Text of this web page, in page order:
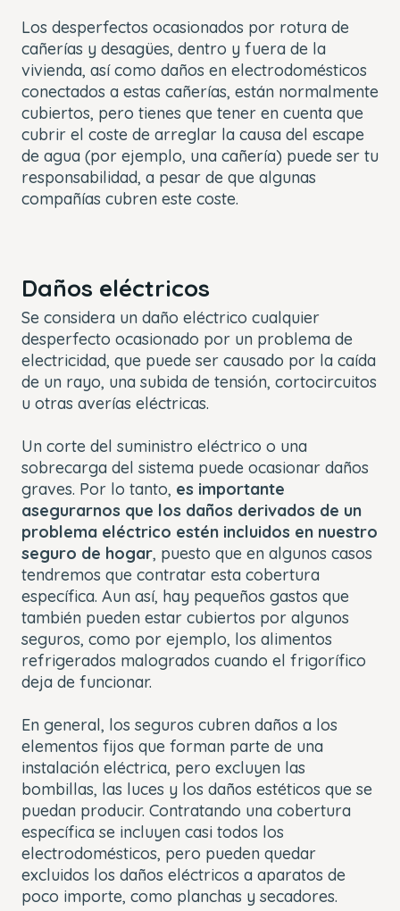
Los desperfectos ocasionados por rotura de
cañerías y desagües, dentro y fuera de la
vivienda, así como daños en electrodomésticos
conectados a estas cañerías, están normalmente
cubiertos, pero tienes que tener en cuenta que
cubrir el coste de arreglar la causa del escape
de agua (por ejemplo, una cañería) puede ser tu
responsabilidad, a pesar de que algunas
compañías cubren este coste.
Daños eléctricos
Se considera un daño eléctrico cualquier
desperfecto ocasionado por un problema de
electricidad, que puede ser causado por la caída
de un rayo, una subida de tensión, cortocircuitos
u otras averías eléctricas.
Un corte del suministro eléctrico o una
sobrecarga del sistema puede ocasionar daños
graves. Por lo tanto, es importante
asegurarnos que los daños derivados de un
problema eléctrico estén incluidos en nuestro
seguro de hogar, puesto que en algunos casos
tendremos que contratar esta cobertura
específica. Aun así, hay pequeños gastos que
también pueden estar cubiertos por algunos
seguros, como por ejemplo, los alimentos
refrigerados malogrados cuando el frigorífico
deja de funcionar.
En general, los seguros cubren daños a los
elementos fijos que forman parte de una
instalación eléctrica, pero excluyen las
bombillas, las luces y los daños estéticos que se
puedan producir. Contratando una cobertura
específica se incluyen casi todos los
electrodomésticos, pero pueden quedar
excluidos los daños eléctricos a aparatos de
poco importe, como planchas y secadores.